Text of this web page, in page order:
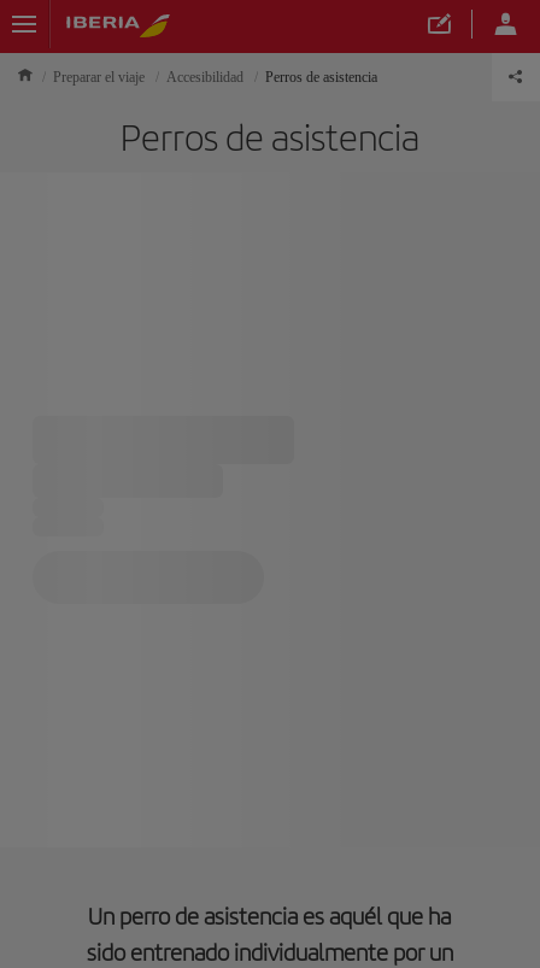
Preparar el viaje Accesibilidad Perros de asistencia
Perros de asistencia
Un perro de asistencia es aquél que ha
sido entrenado individualmente por un